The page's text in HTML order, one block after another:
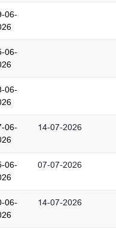
06-
06-
06-
06-
14-07-2026
06-
07-07-2026
06-
14-07-2026